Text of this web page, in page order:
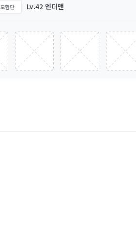
모험단 Lv.42 엔더맨